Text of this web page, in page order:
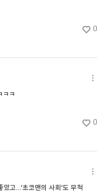
0
ㅋㅋ
0
고...'초코맨의 사회'도 무척